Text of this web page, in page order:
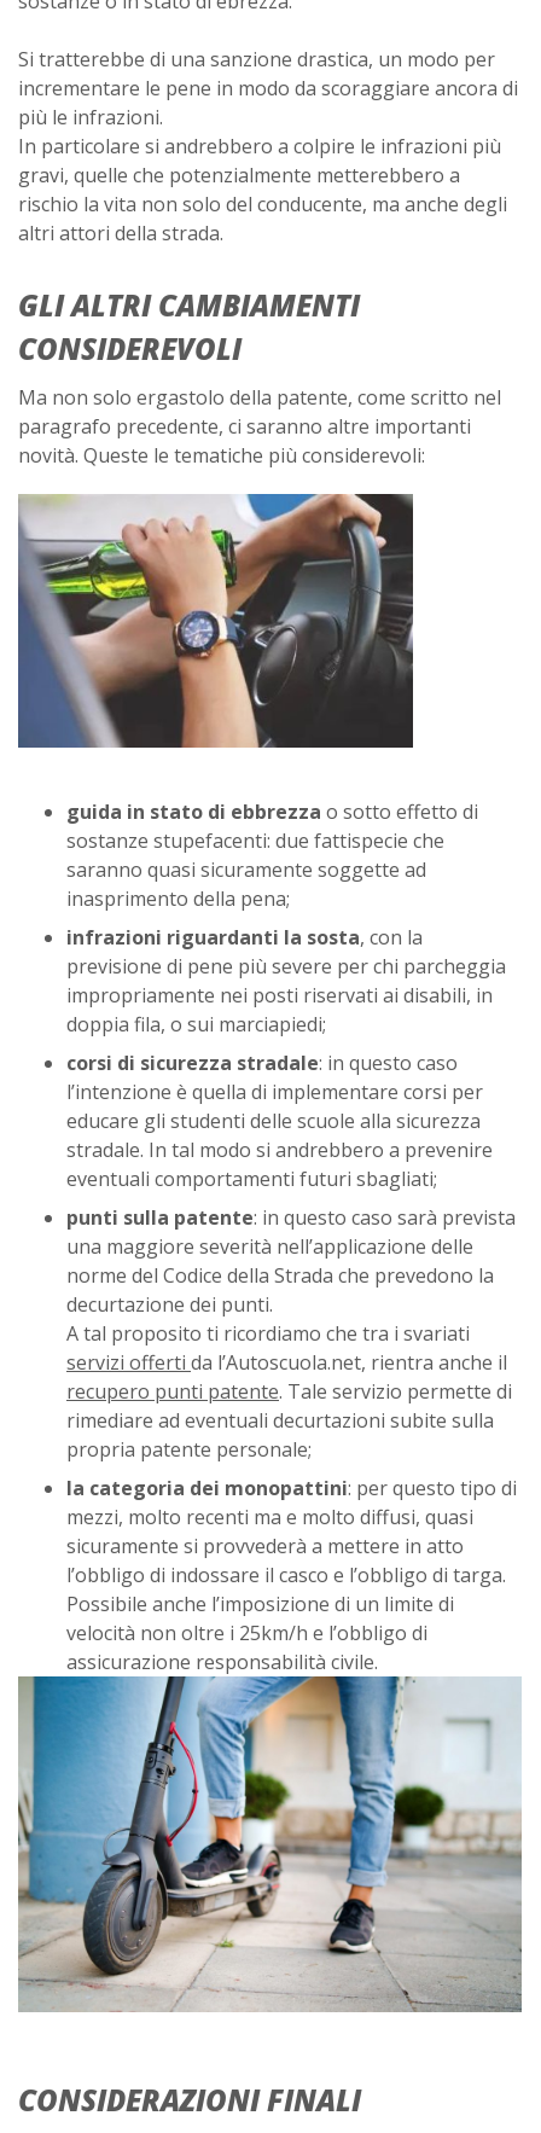
Si tratterebbe di una sanzione drastica, un modo per
incrementare le pene in modo da scoraggiare ancora di
più le infrazioni.
In particolare si andrebbero a colpire le infrazioni più
gravi, quelle che potenzialmente metterebbero a
rischio la vita non solo del conducente, ma anche degli
altri attori della strada.
GLI ALTRI CAMBIAMENTI
CONSIDEREVOLI
Ma non solo ergastolo della patente, come scritto nel
paragrafo precedente, ci saranno altre importanti
novità. Queste le tematiche più considerevoli:
guida in stato di ebbrezza o sotto effetto di
sostanze stupefacenti: due fattispecie che
saranno quasi sicuramente soggette ad
inasprimento della pena;
infrazioni riguardanti la sosta, con la
previsione di pene più severe per chi parcheggia
impropriamente nei posti riservati ai disabili, in
doppia fila, o sui marciapiedi;
corsi di sicurezza stradale: in questo caso
l’intenzione è quella di implementare corsi per
educare gli studenti delle scuole alla sicurezza
stradale. In tal modo si andrebbero a prevenire
eventuali comportamenti futuri sbagliati;
punti sulla patente: in questo caso sarà prevista
una maggiore severità nell’applicazione delle
norme del Codice della Strada che prevedono la
decurtazione dei punti.
A tal proposito ti ricordiamo che tra i svariati
servizi offerti da l’Autoscuola.net, rientra anche il
recupero punti patente. Tale servizio permette di
rimediare ad eventuali decurtazioni subite sulla
propria patente personale;
la categoria dei monopattini: per questo tipo di
mezzi, molto recenti ma e molto diffusi, quasi
sicuramente si provvederà a mettere in atto
l’obbligo di indossare il casco e l’obbligo di targa.
Possibile anche l’imposizione di un limite di
velocità non oltre i 25km/h e l’obbligo di
assicurazione responsabilità civile.
CONSIDERAZIONI FINALI